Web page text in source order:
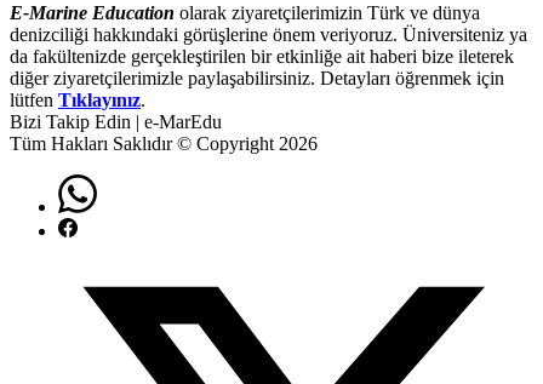
E-Marine Education olarak ziyaretçilerimizin Türk ve dünya
denizciliği hakkındaki görüşlerine önem veriyoruz. Üniversiteniz ya
da fakültenizde gerçekleştirilen bir etkinliğe ait haberi bize ileterek
diğer ziyaretçilerimizle paylaşabilirsiniz. Detayları öğrenmek için
lütfen Tıklayınız.
Bizi Takip Edin | e-MarEdu
Tüm Hakları Saklıdır © Copyright 2026